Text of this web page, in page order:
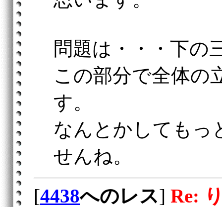
問題は・・・下の
この部分で全体の
す。
なんとかしてもっ
せんね。
[4438へのレス] Re: